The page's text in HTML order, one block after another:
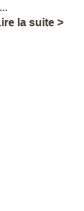
la suite >